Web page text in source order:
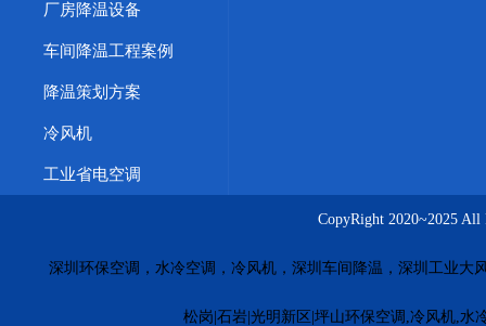
厂房降温设备
车间降温工程案例
降温策划方案
冷风机
工业省电空调
CopyRight 2020~2025
深圳环保空调，水冷空调，冷风机，深圳车间降温，深圳工业大
松岗|石岩|光明新区|坪山环保空调,冷风机,水